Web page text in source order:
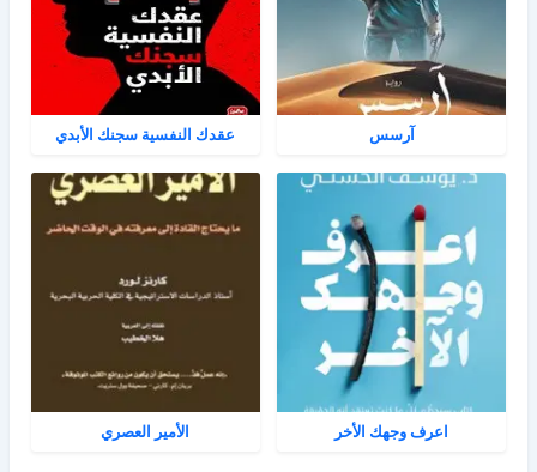
آرسس عقدك النفسية سجنك الأبدي
اعرف وجهك الأخر الأمير العصري